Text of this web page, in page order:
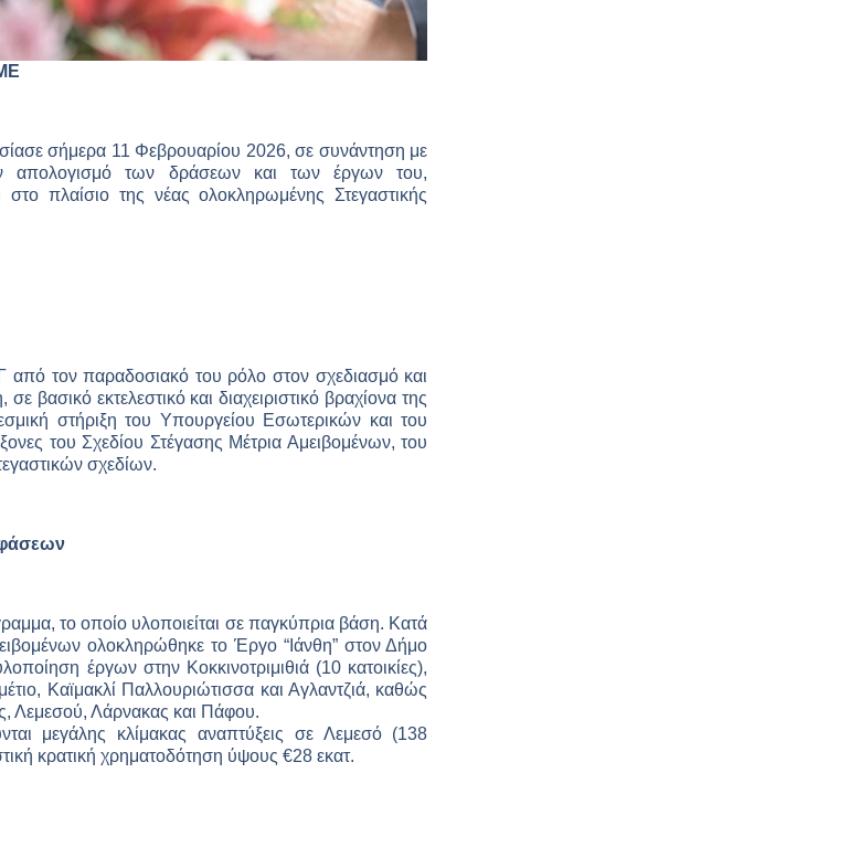
σήμερα 11 Φεβρουαρίου 2026, σε συνάντηση με
των δράσεων και των έργων του,
πλαίσιο της νέας ολοκληρωμένης Στεγαστικής
από τον παραδοσιακό του ρόλο στον σχεδιασμό και
εκτελεστικό και διαχειριστικό βραχίονα της
στήριξη του Υπουργείου Εσωτερικών και του
του Σχεδίου Στέγασης Μέτρια Αμειβομένων, του
σχεδίων.
το οποίο υλοποιείται σε παγκύπρια βάση. Κατά
ολοκληρώθηκε το Έργο “Ιάνθη” στον Δήμο
έργων στην Κοκκινοτριμιθιά (10 κατοικίες),
Καϊμακλί Παλλουριώτισσα και Αγλαντζιά, καθώς
Λεμεσού, Λάρνακας και Πάφου.
μεγάλης κλίμακας αναπτύξεις σε Λεμεσό (138
κρατική χρηματοδότηση ύψους €28 εκατ.